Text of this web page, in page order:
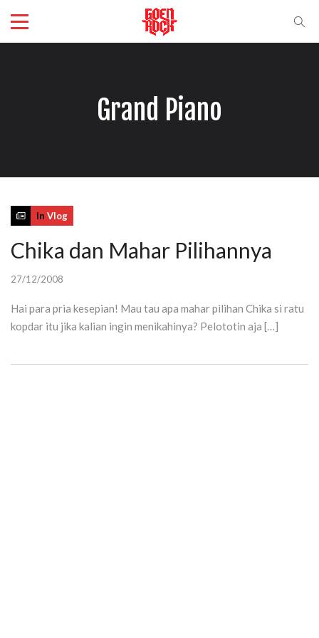
Grand Piano
In Vlog
Chika dan Mahar Pilihannya
27/12/2008
Hai para pria kesepian! Mau tau apa mahar pilihan Chika si ratu
kopdar itu jika kalian ingin menikahinya? Pelototin aja […]